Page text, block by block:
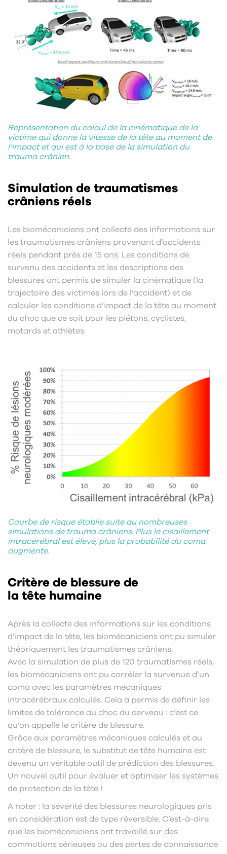
Simulation de traumatismes
crâniens réels
Les biomécaniciens ont collecté des informations sur
les traumatismes crâniens provenant d’accidents
réels pendant près de 15 ans. Les conditions de
survenu des accidents et les descriptions des
blessures ont permis de simuler la cinématique (la
trajectoire des victimes lors de l’accident) et de
calculer les conditions d’impact de la tête au moment
du choc que ce soit pour les piétons, cyclistes,
motards et athlètes.
Représentation du calcul de la cinématique de la
victime qui donne la vitesse de la tête au moment de
l’impact et qui est à la base de la simulation du
trauma crânien.
Critère de blessure de
la tête humaine
Après la collecte des informations sur les conditions
d’impact de la tête, les biomécaniciens ont pu simuler
théoriquement les traumatismes crâniens.
Avec la simulation de plus de 120 traumatismes réels,
les biomécaniciens ont pu corréler la survenue d’un
coma avec les paramètres mécaniques
intracérébraux calculés. Cela a permis de définir les
limites de tolérance au choc du cerveau : c’est ce
qu’on appelle le critère de blessure.
Grâce aux paramètres mécaniques calculés et au
critère de blessure, le substitut de tête humaine est
devenu un véritable outil de prédiction des blessures.
Un nouvel outil pour évaluer et optimiser les systèmes
de protection de la tête !
A noter : la sévérité des blessures neurologiques pris
en considération est de type réversible. C’est-à-dire
que les biomécaniciens ont travaillé sur des
commotions sérieuses ou des pertes de connaissance
Courbe de risque établie suite au nombreuses
simulations de trauma crâniens. Plus le cisaillement
intracérébral est élevé, plus la probabilité du coma
augmente.